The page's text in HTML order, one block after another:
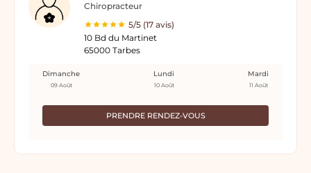
Chiropracteur
5/5 (17 avis)
10 Bd du Martinet
65000 Tarbes
PRENDRE RENDEZ-VOUS
Dimanche
09 Août
Lundi
10 Août
Mardi
11 Août